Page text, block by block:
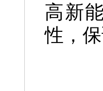
高新
性，